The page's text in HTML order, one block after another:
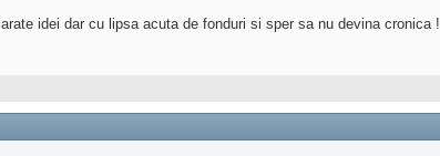
idei dar cu lipsa acuta de fonduri si sper sa nu devina cronica !